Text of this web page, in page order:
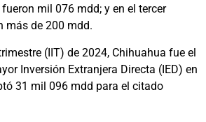
mil 076 mdd; y en el tercer
más de 200 mdd.
(IIT) de 2024, Chihuahua fue el
Inversión Extranjera Directa (IED) en
31 mil 096 mdd para el citado